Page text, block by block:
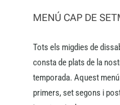
MENÚ CAP DE
Tots els migdies de
consta de plats de la
temporada. Aquest
primers, set segons i